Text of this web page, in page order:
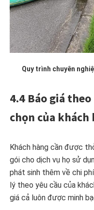
Quy trình chuyên
4.4 Báo giá
chọn của khách
Khách hàng cần được
gói cho dịch vụ họ sử
phát sinh thêm về chi
lý theo yêu cầu của
giá cả luôn được minh